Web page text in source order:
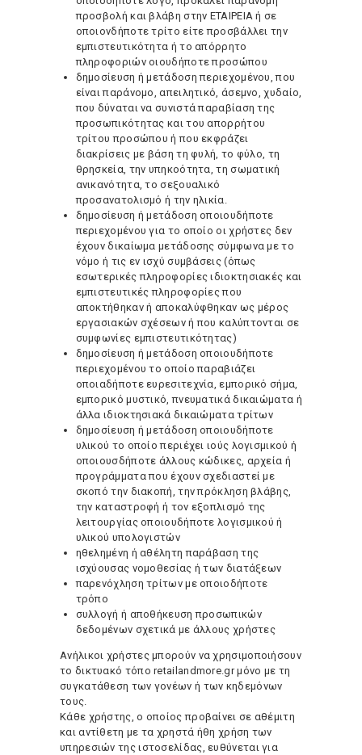
προσβολή και βλάβη στην ΕΤΑΙΡΕΙΑ ή σε
οποιονδήποτε τρίτο είτε προσβάλλει την
εμπιστευτικότητα ή το απόρρητο
πληροφοριών οιουδήποτε προσώπου
δημοσίευση ή μετάδοση περιεχομένου, που
είναι παράνομο, απειλητικό, άσεμνο, χυδαίο,
που δύναται να συνιστά παραβίαση της
προσωπικότητας και του απορρήτου
τρίτου προσώπου ή που εκφράζει
διακρίσεις με βάση τη φυλή, το φύλο, τη
θρησκεία, την υπηκοότητα, τη σωματική
ανικανότητα, το σεξουαλικό
προσανατολισμό ή την ηλικία.
δημοσίευση ή μετάδοση οποιουδήποτε
περιεχομένου για το οποίο οι χρήστες δεν
έχουν δικαίωμα μετάδοσης σύμφωνα με το
νόμο ή τις εν ισχύ συμβάσεις (όπως
εσωτερικές πληροφορίες ιδιοκτησιακές και
εμπιστευτικές πληροφορίες που
αποκτήθηκαν ή αποκαλύφθηκαν ως μέρος
εργασιακών σχέσεων ή που καλύπτονται σε
συμφωνίες εμπιστευτικότητας)
δημοσίευση ή μετάδοση οποιουδήποτε
περιεχομένου το οποίο παραβιάζει
οποιαδήποτε ευρεσιτεχνία, εμπορικό σήμα,
εμπορικό μυστικό, πνευματικά δικαιώματα ή
άλλα ιδιοκτησιακά δικαιώματα τρίτων
δημοσίευση ή μετάδοση οποιουδήποτε
υλικού το οποίο περιέχει ιούς λογισμικού ή
οποιουσδήποτε άλλους κώδικες, αρχεία ή
προγράμματα που έχουν σχεδιαστεί με
σκοπό την διακοπή, την πρόκληση βλάβης,
την καταστροφή ή τον εξοπλισμό της
λειτουργίας οποιουδήποτε λογισμικού ή
υλικού υπολογιστών
ηθελημένη ή αθέλητη παράβαση της
ισχύουσας νομοθεσίας ή των διατάξεων
παρενόχληση τρίτων με οποιοδήποτε
τρόπο
συλλογή ή αποθήκευση προσωπικών
δεδομένων σχετικά με άλλους χρήστες
Ανήλικοι χρήστες μπορούν να χρησιμοποιήσουν
το δικτυακό τόπο retailandmore.gr μόνο με τη
συγκατάθεση των γονέων ή των κηδεμόνων
τους.
Κάθε χρήστης, ο οποίος προβαίνει σε αθέμιτη
και αντίθετη με τα χρηστά ήθη χρήση των
υπηρεσιών της ιστοσελίδας, ευθύνεται για